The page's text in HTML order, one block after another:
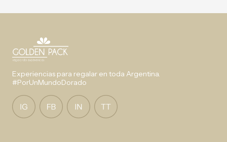
Experiencias para regalar en toda Argentina.
#PorUnMundoDorado